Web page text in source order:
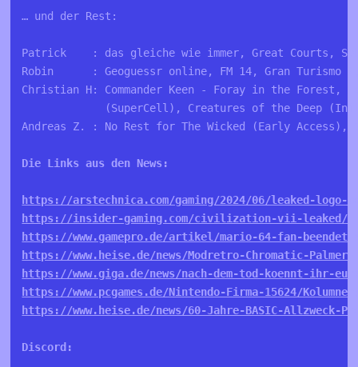
… und der Rest:
Patrick    : das gleiche wie immer, Great Courts,
Robin      : Geoguessr online, FM 14, Gran Turismo
Christian H: Commander Keen - Foray in the Forest,
(SuperCell), Creatures of the Deep
Andreas Z. : No Rest for The Wicked (Early Access),
Die Links aus den News:
https://arstechnica.com/gaming/2024/06/leaked-
https://insider-gaming.com/civilization-vii-leaked/
https://www.gamepro.de/artikel/mario-64-fan-
https://www.heise.de/news/Modretro-Chromatic-Palmer-
https://www.giga.de/news/nach-dem-tod-koennt-ihr-
https://www.pcgames.de/Nintendo-Firma-15624/
https://www.heise.de/news/60-Jahre-BASIC-Allzweck-
Discord: